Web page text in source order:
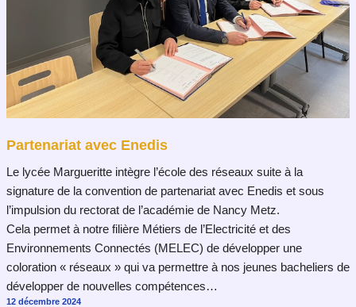
Partenariat avec Enedis
Le lycée Margueritte intègre l’école des réseaux suite à la
signature de la convention de partenariat avec Enedis et sous
l’impulsion du rectorat de l’académie de Nancy Metz.
Cela permet à notre filière Métiers de l’Electricité et des
Environnements Connectés (MELEC) de développer une
coloration « réseaux » qui va permettre à nos jeunes bacheliers de
développer de nouvelles compétences…
12 décembre 2024